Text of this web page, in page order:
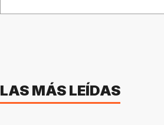
LAS MÁS LEÍDAS